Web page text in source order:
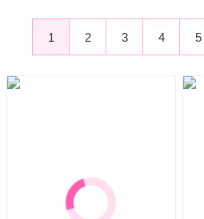
1 2 3 4 5